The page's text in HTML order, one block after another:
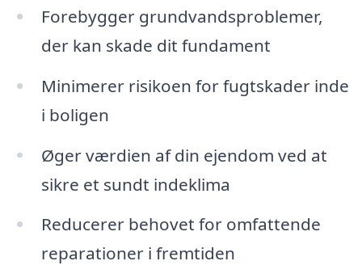
Forebygger grundvandsproblemer,
der kan skade dit fundament
Minimerer risikoen for fugtskader inde
i boligen
Øger værdien af din ejendom ved at
sikre et sundt indeklima
Reducerer behovet for omfattende
reparationer i fremtiden